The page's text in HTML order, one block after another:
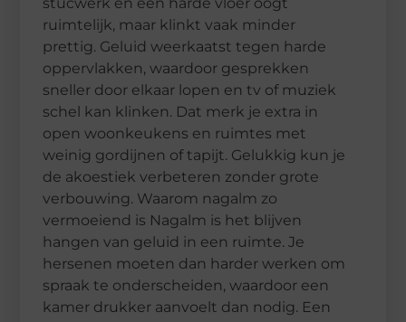
ruimtelijk, maar klinkt vaak minder
prettig. Geluid weerkaatst tegen harde
oppervlakken, waardoor gesprekken
sneller door elkaar lopen en tv of muziek
schel kan klinken. Dat merk je extra in
open woonkeukens en ruimtes met
weinig gordijnen of tapijt. Gelukkig kun je
de akoestiek verbeteren zonder grote
verbouwing. Waarom nagalm zo
vermoeiend is Nagalm is het blijven
hangen van geluid in een ruimte. Je
hersenen moeten dan harder werken om
spraak te onderscheiden, waardoor een
kamer drukker aanvoelt dan nodig. Een